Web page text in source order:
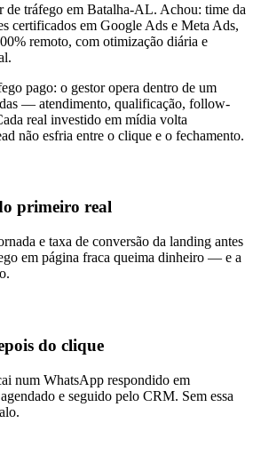
de tráfego em Batalha-AL. Achou: time da
certificados em Google Ads e Meta Ads,
remoto, com otimização diária e
pago: o gestor opera dentro de um
— atendimento, qualificação, follow-
real investido em mídia volta
não esfria entre o clique e o fechamento.
primeiro real
e taxa de conversão da landing antes
em página fraca queima dinheiro — e a
do clique
num WhatsApp respondido em
e seguido pelo CRM. Sem essa